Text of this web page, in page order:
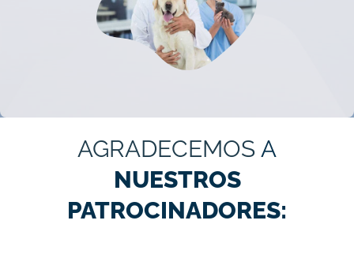
AGRADECEMOS A
NUESTROS
PATROCINADORES: